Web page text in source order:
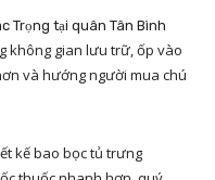
không gian lưu trữ, ốp vào
và hướng người mua chú
kế bao bọc tủ trưng